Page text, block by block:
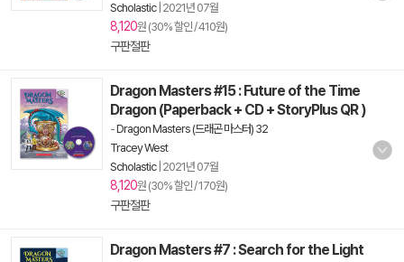
Scholastic| 2021년 07월
8,120원 (30% 할인 / 410원)
구판절판
Dragon Masters #15 : Future of the Time
Dragon (Paperback + CD + StoryPlus QR )
-Dragon Masters (드래곤 마스터) 32
Tracey West
Scholastic| 2021년 07월
8,120원 (30% 할인 / 170원)
구판절판
Dragon Masters #7 : Search for the Light